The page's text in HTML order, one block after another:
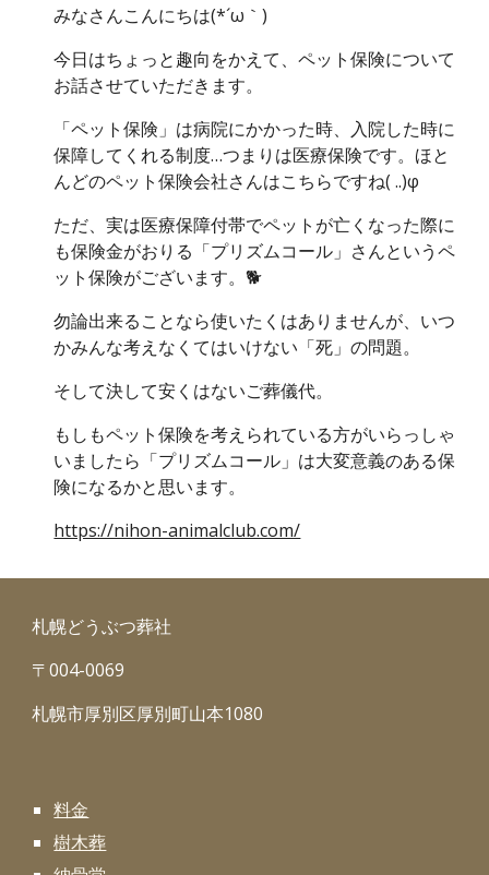
みなさんこんにちは(*´ω｀)
今日はちょっと趣向をかえて、ペット保険について
お話させていただきます。
「ペット保険」は病院にかかった時、入院した時に
保障してくれる制度…つまりは医療保険です。ほと
んどのペット保険会社さんはこちらですね( ..)φ
ただ、実は医療保障付帯でペットが亡くなった際に
も保険金がおりる「プリズムコール」さんというペ
ット保険がございます。🐕
勿論出来ることなら使いたくはありませんが、いつ
かみんな考えなくてはいけない「死」の問題。
そして決して安くはないご葬儀代。
もしもペット保険を考えられている方がいらっしゃ
いましたら「プリズムコール」は大変意義のある保
険になるかと思います。
https://nihon-animalclub.com/
札幌どうぶつ葬社
〒004-0069
札幌市厚別区厚別町山本1080
料金
樹木葬